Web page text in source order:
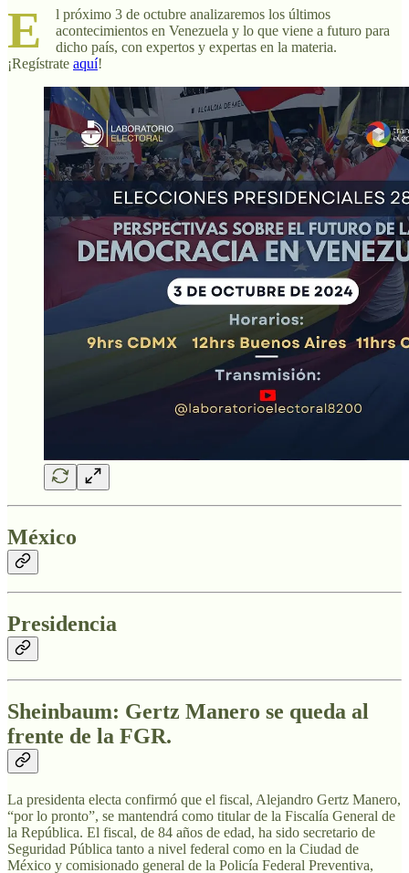
E
l próximo 3 de octubre analizaremos los últimos
acontecimientos en Venezuela y lo que viene a futuro para
dicho país, con expertos y expertas en la materia.
¡Regístrate aquí!
México
Presidencia
Sheinbaum: Gertz Manero se queda al
frente de la FGR.
La presidenta electa confirmó que el fiscal, Alejandro Gertz Manero,
“por lo pronto”, se mantendrá como titular de la Fiscalía General de
la República. El fiscal, de 84 años de edad, ha sido secretario de
Seguridad Pública tanto a nivel federal como en la Ciudad de
México y comisionado general de la Policía Federal Preventiva,